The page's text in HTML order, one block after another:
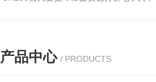
产品中心 / PRODUCTS